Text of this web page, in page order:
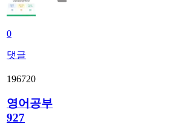
0
댓글
196720
영어공부
927